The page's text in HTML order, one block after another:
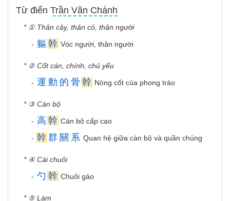
Từ điển Trần Văn Chánh
* ① Thân cây, thân cỏ, thân người
- 軀 幹 Vóc người, thân người
* ② Cốt cán, chính, chủ yếu
- 運 動 的 骨 幹 Nòng cốt của phong trào
* ③ Cán bộ
- 高 幹 Cán bộ cấp cao
- 幹 群 關 系 Quan hệ giữa cán bộ và quần chúng
* ④ Cái chuôi
- 勺 幹 Chuôi gáo
* ⑤ Làm